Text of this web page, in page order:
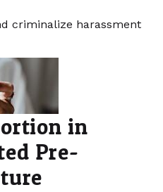
criminalize harassment
in
Pre-